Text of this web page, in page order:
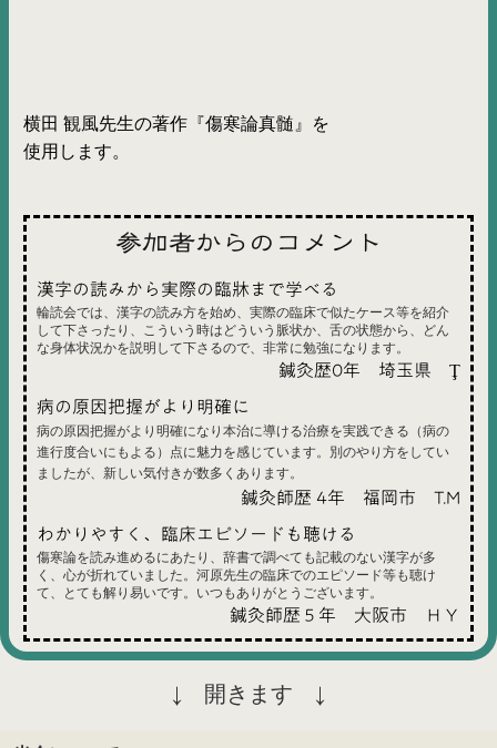
横田 観風先生の著作『傷寒論真髄』を
使用します。
参加者からのコメント
漢字の読みから実際の臨牀まで学べる
輪読会では、漢字の読み方を始め、実際の臨床で似たケース等を紹介
して下さったり、こういう時はどういう脈状か、舌の状態から、どん
な身体状況かを説明して下さるので、非常に勉強になります。
鍼灸歴0年 埼玉県 Ţ
病の原因把握がより明確に
病の原因把握がより明確になり本治に導ける治療を実践できる（病の
進行度合いにもよる）点に魅力を感じています。別のやり方をしてい
ましたが、新しい気付きが数多くあります。
鍼灸師歴 4年 福岡市 T.M
わかりやすく、臨床エピソードも聴ける
傷寒論を読み進めるにあたり、辞書で調べても記載のない漢字が多
く、心が折れていました。河原先生の臨床でのエピソード等も聴け
て、とても解り易いです。いつもありがとうございます。
鍼灸師歴５年 大阪市 ＨＹ
↓ 開きます ↓